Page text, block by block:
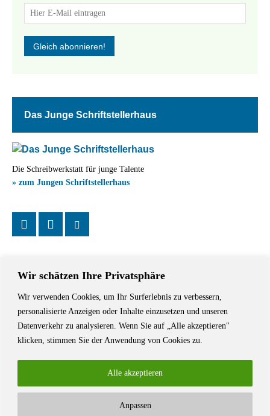
Wir schätzen Ihre Privatsphäre
Wir verwenden Cookies, um Ihr Surferlebnis zu verbessern,
personalisierte Anzeigen oder Inhalte einzusetzen und unseren
Datenverkehr zu analysieren. Wenn Sie auf „Alle akzeptieren"
klicken, stimmen Sie der Anwendung von Cookies zu.
Anpassen
Alle akzeptieren
Das Junge Schriftstellerhaus
Die Schreibwerkstatt für junge Talente
» zum Jungen Schriftstellerhaus
Das Schriftstellerhaus ist ein beliebter Treffpunkt für Autorinnen und
Autoren aus Stuttgart und der Region sowie ein Veranstaltungsort für
Lesungen, Tagungen und Schreibwerkstätten.